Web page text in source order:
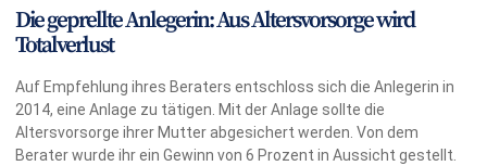
Die geprellte Anlegerin: Aus Altersvorsorge wird
Totalverlust
Auf Empfehlung ihres Beraters entschloss sich die Anlegerin in
2014, eine Anlage zu tätigen. Mit der Anlage sollte die
Altersvorsorge ihrer Mutter abgesichert werden. Von dem
Berater wurde ihr ein Gewinn von 6 Prozent in Aussicht gestellt.